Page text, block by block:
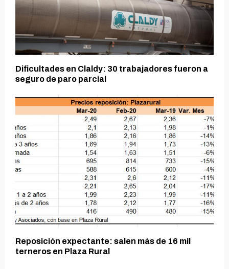
Dificultades en Claldy: 30 trabajadores fueron a
seguro de paro parcial
Reposición expectante: salen más de 16 mil
terneros en Plaza Rural